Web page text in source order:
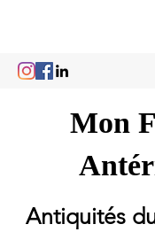
Mon
Antiquités